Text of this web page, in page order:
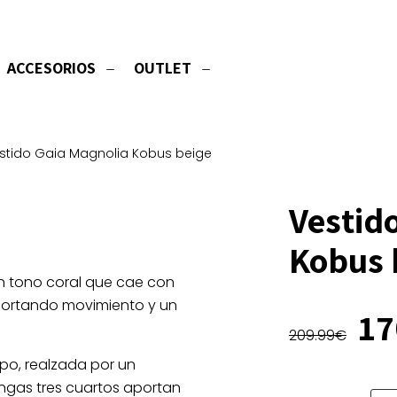
ACCESORIOS OUTLET
Gaia Magnolia Kobus beige
tono coral que cae con
movimiento y un
realzada por un
tres cuartos aportan
Kobus
209.99€ El